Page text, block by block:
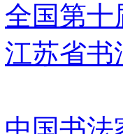
全国第十
江苏省书